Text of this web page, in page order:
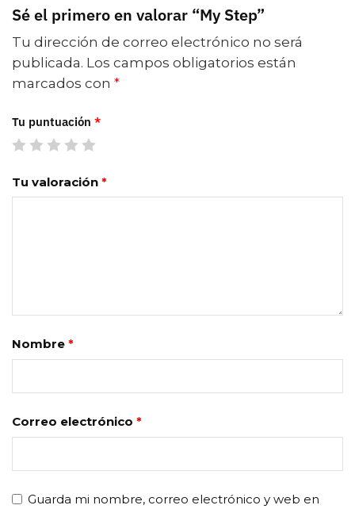
Sé el primero en valorar “My Step”
Tu dirección de correo electrónico no será
publicada. Los campos obligatorios están
marcados con *
Tu puntuación *
Tu valoración *
Nombre *
Correo electrónico *
Guarda mi nombre, correo electrónico y web en